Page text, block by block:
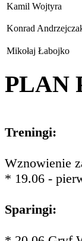
Kamil Wojtyra
Konrad
Mikołaj Łabojko
PLAN
Treningi:
Wznowienie
* 19.06 -
Sparingi: